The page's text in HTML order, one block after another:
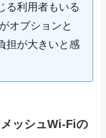
る利用者もいる
オプションと
担が大きいと感
ッシュWi-Fiの